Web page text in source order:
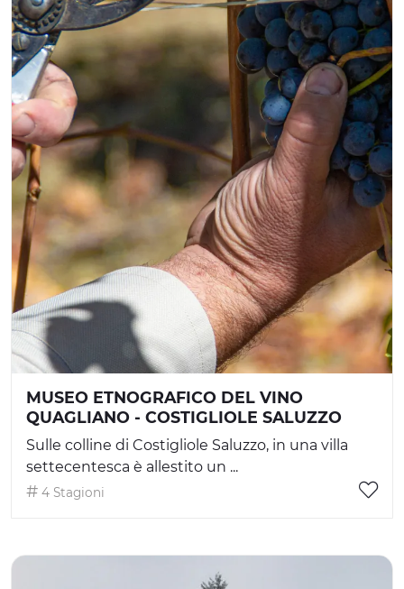
MUSEO ETNOGRAFICO DEL VINO
QUAGLIANO - COSTIGLIOLE SALUZZO
Sulle colline di Costigliole Saluzzo, in una villa
settecentesca è allestito un ...
4 Stagioni